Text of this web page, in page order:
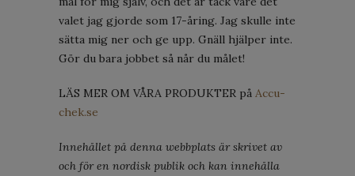
valet jag gjorde som 17-åring. Jag skulle inte
sätta mig ner och ge upp. Gnäll hjälper inte.
Gör du bara jobbet så når du målet!
LÄS MER OM VÅRA PRODUKTER på Accu-
chek.se
Innehållet på denna webbplats är skrivet av
och för en nordisk publik och kan innehålla